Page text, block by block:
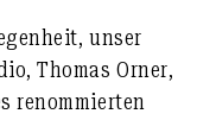
unser
Thomas Orner,
renommierten